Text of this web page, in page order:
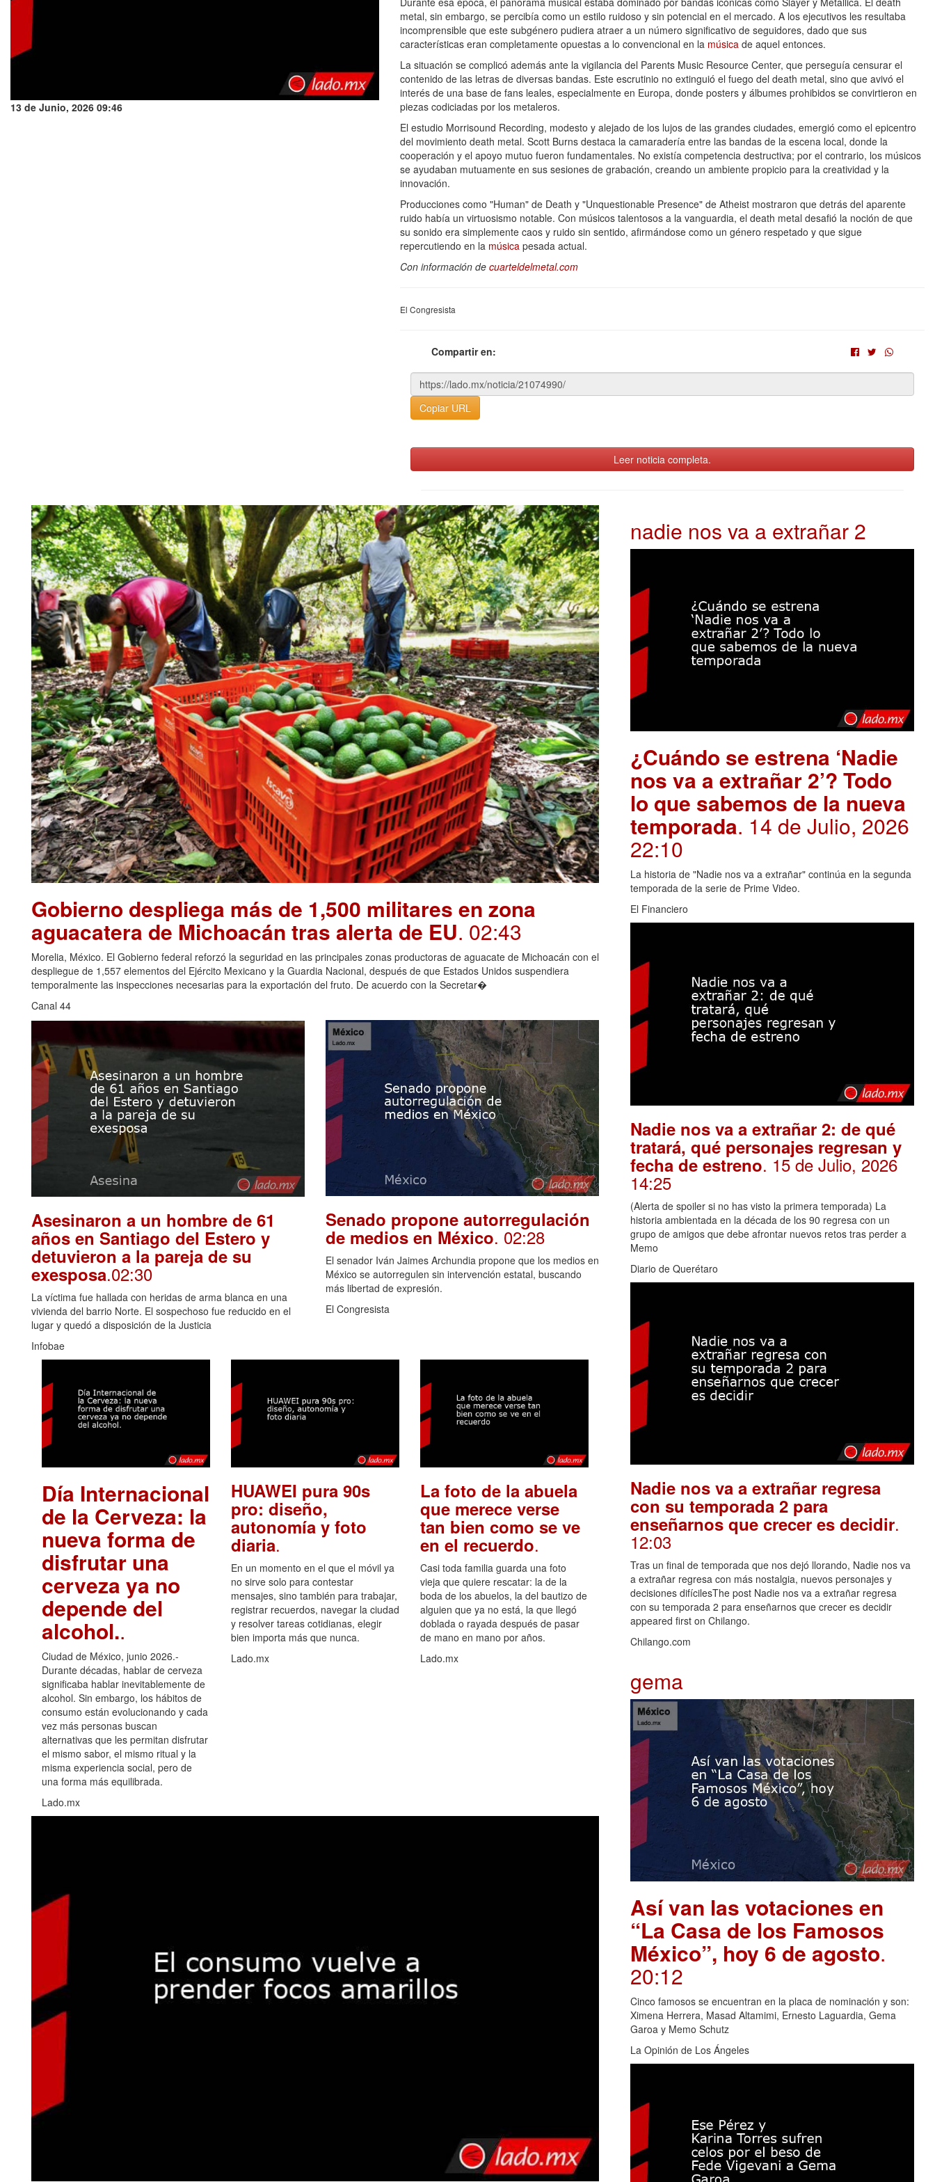
13 de Junio, 2026 09:46
metal, sin embargo, se percibía como un estilo ruidoso y sin potencial en el mercado. A los ejecutivos les resultaba
incomprensible que este subgénero pudiera atraer a un número significativo de seguidores, dado que sus
características eran completamente opuestas a lo convencional en la música de aquel entonces.
La situación se complicó además ante la vigilancia del Parents Music Resource Center, que perseguía censurar el
contenido de las letras de diversas bandas. Este escrutinio no extinguió el fuego del death metal, sino que avivó el
interés de una base de fans leales, especialmente en Europa, donde posters y álbumes prohibidos se convirtieron en
piezas codiciadas por los metaleros.
El estudio Morrisound Recording, modesto y alejado de los lujos de las grandes ciudades, emergió como el epicentro
del movimiento death metal. Scott Burns destaca la camaradería entre las bandas de la escena local, donde la
cooperación y el apoyo mutuo fueron fundamentales. No existía competencia destructiva; por el contrario, los músicos
se ayudaban mutuamente en sus sesiones de grabación, creando un ambiente propicio para la creatividad y la
innovación.
Producciones como "Human" de Death y "Unquestionable Presence" de Atheist mostraron que detrás del aparente
ruido había un virtuosismo notable. Con músicos talentosos a la vanguardia, el death metal desafió la noción de que
su sonido era simplemente caos y ruido sin sentido, afirmándose como un género respetado y que sigue
repercutiendo en la música pesada actual.
Con información de cuarteldelmetal.com
El Congresista
Compartir en:
Copiar URL
Leer noticia completa.
Gobierno despliega más de 1,500 militares en zona
aguacatera de Michoacán tras alerta de EU. 02:43
Morelia, México. El Gobierno federal reforzó la seguridad en las principales zonas productoras de aguacate de Michoacán con el
despliegue de 1,557 elementos del Ejército Mexicano y la Guardia Nacional, después de que Estados Unidos suspendiera
temporalmente las inspecciones necesarias para la exportación del fruto. De acuerdo con la Secretar�
Canal 44
Asesinaron a un hombre de 61
años en Santiago del Estero y
detuvieron a la pareja de su
exesposa.02:30
La víctima fue hallada con heridas de arma blanca en una
vivienda del barrio Norte. El sospechoso fue reducido en el
lugar y quedó a disposición de la Justicia
Infobae
Senado propone autorregulación
de medios en México. 02:28
El senador Iván Jaimes Archundia propone que los medios en
México se autorregulen sin intervención estatal, buscando
más libertad de expresión.
El Congresista
Día Internacional
de la Cerveza: la
nueva forma de
disfrutar una
cerveza ya no
depende del
alcohol..
Ciudad de México, junio 2026.-
Durante décadas, hablar de cerveza
significaba hablar inevitablemente de
alcohol. Sin embargo, los hábitos de
consumo están evolucionando y cada
vez más personas buscan
alternativas que les permitan disfrutar
el mismo sabor, el mismo ritual y la
misma experiencia social, pero de
una forma más equilibrada.
Lado.mx
HUAWEI pura 90s
pro: diseño,
autonomía y foto
diaria.
En un momento en el que el móvil ya
no sirve solo para contestar
mensajes, sino también para trabajar,
registrar recuerdos, navegar la ciudad
y resolver tareas cotidianas, elegir
bien importa más que nunca.
Lado.mx
La foto de la abuela
que merece verse
tan bien como se ve
en el recuerdo.
Casi toda familia guarda una foto
vieja que quiere rescatar: la de la
boda de los abuelos, la del bautizo de
alguien que ya no está, la que llegó
doblada o rayada después de pasar
de mano en mano por años.
Lado.mx
nadie nos va a extrañar 2
¿Cuándo se estrena ‘Nadie
nos va a extrañar 2’? Todo
lo que sabemos de la nueva
temporada. 14 de Julio, 2026
22:10
La historia de "Nadie nos va a extrañar" continúa en la segunda
temporada de la serie de Prime Video.
El Financiero
Nadie nos va a extrañar 2: de qué
tratará, qué personajes regresan y
fecha de estreno. 15 de Julio, 2026
14:25
(Alerta de spoiler si no has visto la primera temporada) La
historia ambientada en la década de los 90 regresa con un
grupo de amigos que debe afrontar nuevos retos tras perder a
Memo
Diario de Querétaro
Nadie nos va a extrañar regresa
con su temporada 2 para
enseñarnos que crecer es decidir.
12:03
Tras un final de temporada que nos dejó llorando, Nadie nos va
a extrañar regresa con más nostalgia, nuevos personajes y
decisiones difícilesThe post Nadie nos va a extrañar regresa
con su temporada 2 para enseñarnos que crecer es decidir
appeared first on Chilango.
Chilango.com
gema
Así van las votaciones en
“La Casa de los Famosos
México”, hoy 6 de agosto.
20:12
Cinco famosos se encuentran en la placa de nominación y son:
Ximena Herrera, Masad Altamimi, Ernesto Laguardia, Gema
Garoa y Memo Schutz
La Opinión de Los Ángeles